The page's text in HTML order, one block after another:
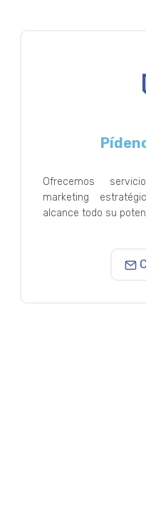
Ofrecemos
marketing
alcance todo su